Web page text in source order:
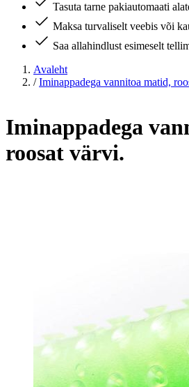
Tasuta tarne pakiautomaati
Maksa turvaliselt veebis või
Saa allahindlust esimeselt
Avaleht
/ Iminappadega vannitoa matid,
Iminappadega
roosat värvi.